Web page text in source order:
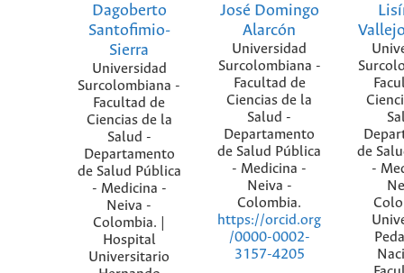
Dagoberto
Santofimio-
Sierra
Universidad
Surcolombiana -
Facultad de
Ciencias de la
Salud -
Departamento
de Salud Pública
- Medicina -
Neiva -
Colombia. |
Hospital
Universitario
José Domingo
Alarcón
Universidad
Surcolombiana -
Facultad de
Ciencias de la
Salud -
Departamento
de Salud Pública
- Medicina -
Neiva -
Colombia.
https://orcid.org
/0000-0002-
3157-4205
de
-